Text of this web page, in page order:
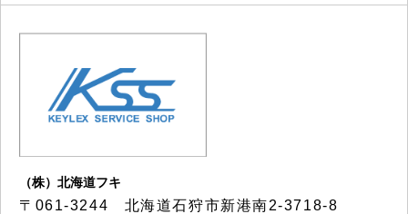
（株）北海道フキ
〒061-3244 北海道石狩市新港南2-3718-8